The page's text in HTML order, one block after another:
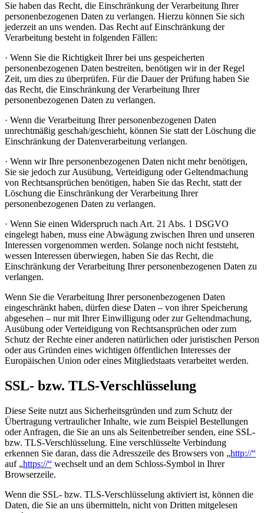
Sie haben das Recht, die Einschränkung der Verarbeitung Ihrer
personenbezogenen Daten zu verlangen. Hierzu können Sie sich
jederzeit an uns wenden. Das Recht auf Einschränkung der
Verarbeitung besteht in folgenden Fällen:
· Wenn Sie die Richtigkeit Ihrer bei uns gespeicherten
personenbezogenen Daten bestreiten, benötigen wir in der Regel
Zeit, um dies zu überprüfen. Für die Dauer der Prüfung haben Sie
das Recht, die Einschränkung der Verarbeitung Ihrer
personenbezogenen Daten zu verlangen.
· Wenn die Verarbeitung Ihrer personenbezogenen Daten
unrechtmäßig geschah/geschieht, können Sie statt der Löschung die
Einschränkung der Datenverarbeitung verlangen.
· Wenn wir Ihre personenbezogenen Daten nicht mehr benötigen,
Sie sie jedoch zur Ausübung, Verteidigung oder Geltendmachung
von Rechtsansprüchen benötigen, haben Sie das Recht, statt der
Löschung die Einschränkung der Verarbeitung Ihrer
personenbezogenen Daten zu verlangen.
· Wenn Sie einen Widerspruch nach Art. 21 Abs. 1 DSGVO
eingelegt haben, muss eine Abwägung zwischen Ihren und unseren
Interessen vorgenommen werden. Solange noch nicht feststeht,
wessen Interessen überwiegen, haben Sie das Recht, die
Einschränkung der Verarbeitung Ihrer personenbezogenen Daten zu
verlangen.
Wenn Sie die Verarbeitung Ihrer personenbezogenen Daten
eingeschränkt haben, dürfen diese Daten – von ihrer Speicherung
abgesehen – nur mit Ihrer Einwilligung oder zur Geltendmachung,
Ausübung oder Verteidigung von Rechtsansprüchen oder zum
Schutz der Rechte einer anderen natürlichen oder juristischen Person
oder aus Gründen eines wichtigen öffentlichen Interesses der
Europäischen Union oder eines Mitgliedstaats verarbeitet werden.
SSL- bzw. TLS-Verschlüsselung
Diese Seite nutzt aus Sicherheitsgründen und zum Schutz der
Übertragung vertraulicher Inhalte, wie zum Beispiel Bestellungen
oder Anfragen, die Sie an uns als Seitenbetreiber senden, eine SSL-
bzw. TLS-Verschlüsselung. Eine verschlüsselte Verbindung
erkennen Sie daran, dass die Adresszeile des Browsers von „http://“
auf „https://“ wechselt und an dem Schloss-Symbol in Ihrer
Browserzeile.
Wenn die SSL- bzw. TLS-Verschlüsselung aktiviert ist, können die
Daten, die Sie an uns übermitteln, nicht von Dritten mitgelesen